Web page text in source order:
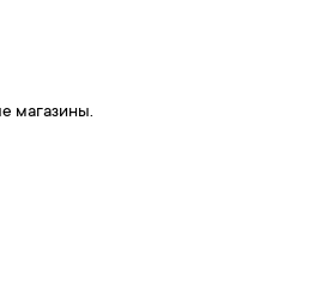
магазины.